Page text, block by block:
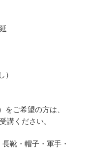
）
をご希望の方は、
講ください。
靴・帽子・軍手・